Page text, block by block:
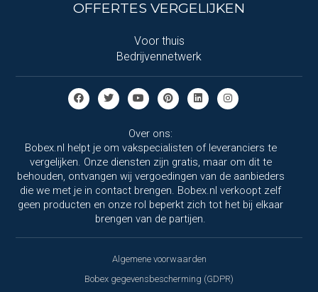
OFFERTES VERGELIJKEN
Voor thuis
Bedrijvennetwerk
Over ons:
Bobex.nl helpt je om vakspecialisten of leveranciers te
vergelijken. Onze diensten zijn gratis, maar om dit te
behouden, ontvangen wij vergoedingen van de aanbieders
die we met je in contact brengen. Bobex.nl verkoopt zelf
geen producten en onze rol beperkt zich tot het bij elkaar
brengen van de partijen.
Algemene voorwaarden
Bobex gegevensbescherming (GDPR)